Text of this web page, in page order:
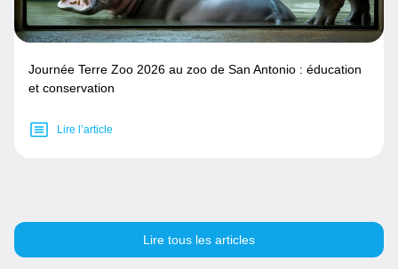
Journée Terre Zoo 2026 au zoo de San Antonio : éducation
et conservation
Lire l’article
Lire tous les articles